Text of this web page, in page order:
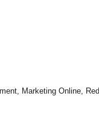
, Marketing Online,